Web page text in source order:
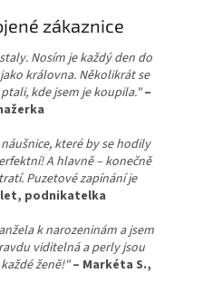
zákaznice
Nosím je každý den do
královna. Několikrát se
kde jsem je koupila." –
které by se hodily
A hlavně – konečně
Puzetové zapínání je
let, podnikatelka
k narozeninám a jsem
viditelná a perly jsou
ženě!" – Markéta S.,